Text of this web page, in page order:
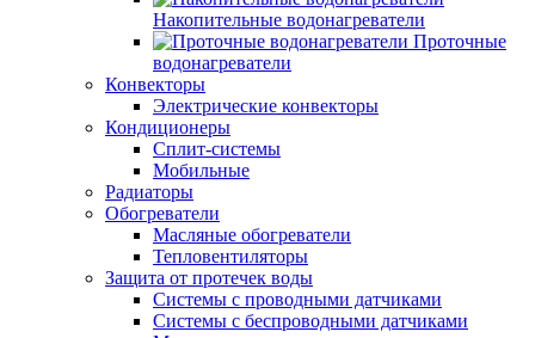
Накопительные водонагреватели
Проточные
водонагреватели
Конвекторы
Электрические конвекторы
Кондиционеры
Сплит-системы
Мобильные
Радиаторы
Обогреватели
Масляные обогреватели
Тепловентиляторы
Защита от протечек воды
Системы с проводными датчиками
Системы с беспроводными датчиками